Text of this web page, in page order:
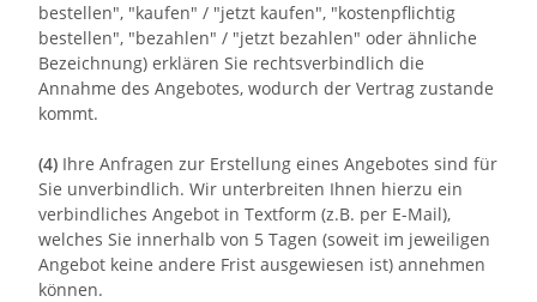
bestellen", "kaufen" / "jetzt kaufen", "kostenpflichtig
bestellen", "bezahlen" / "jetzt bezahlen" oder ähnliche
Bezeichnung) erklären Sie rechtsverbindlich die
Annahme des Angebotes, wodurch der Vertrag zustande
kommt.
(4) Ihre Anfragen zur Erstellung eines Angebotes sind für
Sie unverbindlich. Wir unterbreiten Ihnen hierzu ein
verbindliches Angebot in Textform (z.B. per E-Mail),
welches Sie innerhalb von 5 Tagen (soweit im jeweiligen
Angebot keine andere Frist ausgewiesen ist) annehmen
können.